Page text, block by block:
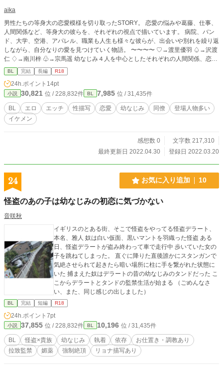
aika
男性たちの等身大の恋愛模様を切り取ったSTORY。 恋愛の悩みや葛藤、仕事、
人間関係など、等身大の彼らを、それぞれの視点で描いています。 病院、バン
ド、大学、空港、アパレル、職業も人生も様々な彼らが、出会いや別れを繰り返
しながら、自分なりの愛を見つけていく物語。 〜〜〜〜 ♡→渡里優羽 ♤→沢渡
仁 ♢→南川梓 ♧→宗馬遥 幼なじみ４人を中心としたそれぞれの人間関係、恋模
様を描いています。 恋愛を通して各キャラの個性や考え、成長、などを描きつ
つ、R18要素にも力を入れていきたいです♡ 登場人物多数！色々な男の子がい
るので、好みの子を応援してくださると嬉しいです♡ 色々なシチュエーション
でのエッチ、個性豊かな男の子たちの愛と快楽を追求していく予定です。 R-18/
R18/性描写あり/エロ/エッチ/BL/幼なじみ/恋愛/純愛/NTR/浮気/複数/イケメン/美
少年/複数プレイ/変態/上司/部下/先輩/後輩/羞恥プレイ/調教/乱交/同僚/童顔/同棲/
バンド/制服/元彼/元カレ/未練/新彼/彼氏/ 執着/年下/年上/同級生/略奪/タレ目/片思
BL 完結 長編 R18
24h.ポイント 14pt
小説 30,821 位 / 228,832件 BL 7,985 位 / 31,435件
BL エロ エッチ 性描写 恋愛 幼なじみ 同僚
登場人物多い
イケメン
感想数 0
文字数 217,310
最終更新日 2022.04.30
登録日 2022.03.20
24 お気に入り追加 10
怪盗のあの子は幼なじみの初恋に気づかない
音咲秋
イギリスのとある街、そこで怪盗をやってる怪盗デラート、
本名、雅人 奴は白い仮面、黒いマントを羽織った怪盗 ある
日、怪盗デラートが盗み終わって車で走行中 歩いていた女の
子を跳ねてしまった。 直ぐに降りた直後誰かにスタンガンで
気絶させられて起きたら暗い場所に柱に手を繋がれた状態に
いた 捕まえた奴はデラートの昔の幼なじみのタンドだった こ
こからデラートとタンドの監禁生活が始まる （ごめんなさ
い、また、同じ感じの出しました）
BL 完結 短編 R18
24h.ポイント 7pt
小説 37,855 位 / 228,832件 BL 10,196 位 / 31,435件
BL 怪盗×貴族 幼なじみ 執着 依存
お仕置き・調教あり
拉致監禁
媚薬 強制絶頂 リョナ描写あり